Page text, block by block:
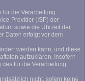
für die Verarbeitung
Provider (ISP) der
sowie die Uhrzeit der
Daten erfolgt vor dem
werden kann, und diese
aufzuklären. Insofern
für die Verarbeitung
nicht, sofern keine